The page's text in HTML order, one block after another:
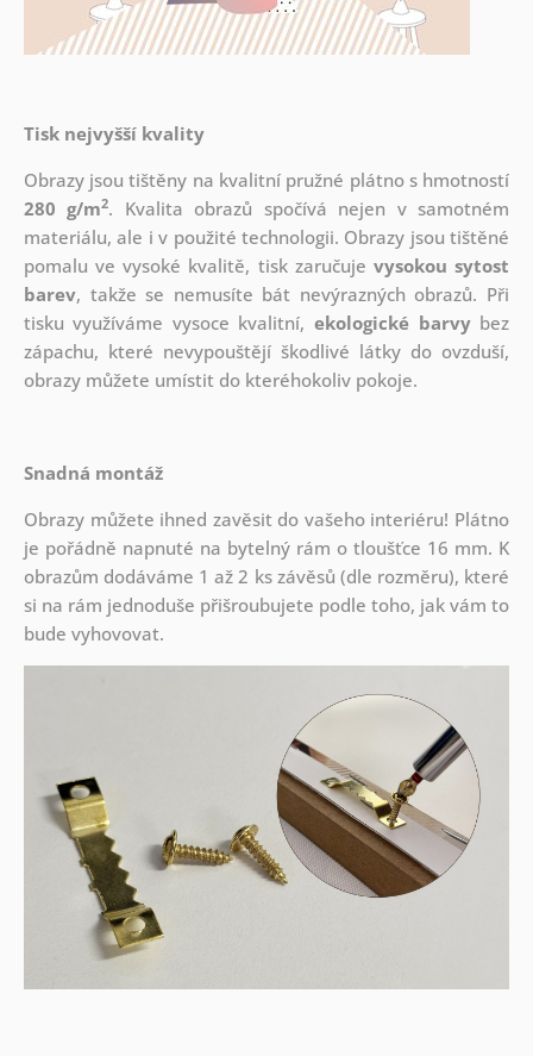
Tisk nejvyšší kvality
Obrazy jsou tištěny na kvalitní pružné plátno s hmotností
280 g/m2. Kvalita obrazů spočívá nejen v samotném
materiálu, ale i v použité technologii. Obrazy jsou tištěné
pomalu ve vysoké kvalitě, tisk zaručuje vysokou sytost
barev, takže se nemusíte bát nevýrazných obrazů. Při
tisku využíváme vysoce kvalitní,ekologické barvybez
zápachu, které nevypouštějí škodlivé látky do ovzduší,
obrazy můžete umístit do kteréhokoliv pokoje.
Snadná montáž
Obrazy můžete ihned zavěsit do vašeho interiéru! Plátno
je pořádně napnuté na bytelný rám o tloušťce 16 mm. K
obrazům dodáváme 1 až 2 ks závěsů (dle rozměru), které
si na rám jednoduše přišroubujete podle toho, jak vám to
bude vyhovovat.